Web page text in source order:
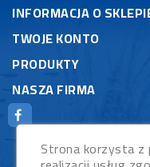
INFORMACJA O
TWOJE KONTO
PRODUKTY
NASZA FIRMA
Strona korzysta z